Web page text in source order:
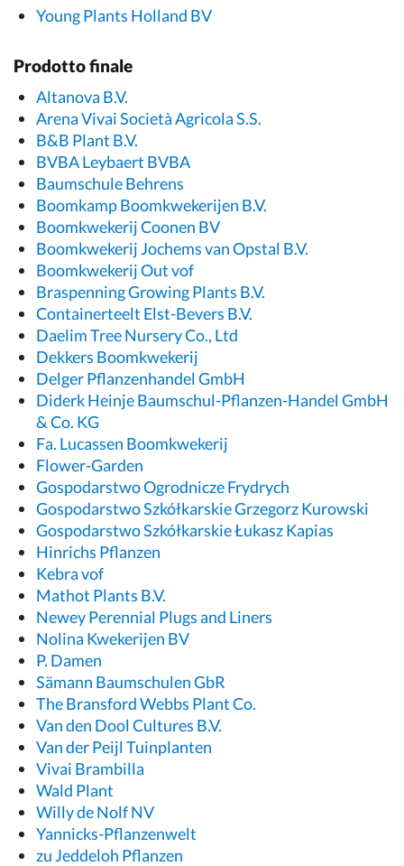
Young Plants Holland BV
Prodotto finale
Altanova B.V.
Arena Vivai Società Agricola S.S.
B&B Plant B.V.
BVBA Leybaert BVBA
Baumschule Behrens
Boomkamp Boomkwekerijen B.V.
Boomkwekerij Coonen BV
Boomkwekerij Jochems van Opstal B.V.
Boomkwekerij Out vof
Braspenning Growing Plants B.V.
Containerteelt Elst-Bevers B.V.
Daelim Tree Nursery Co., Ltd
Dekkers Boomkwekerij
Delger Pflanzenhandel GmbH
Diderk Heinje Baumschul-Pflanzen-Handel GmbH
& Co. KG
Fa. Lucassen Boomkwekerij
Flower-Garden
Gospodarstwo Ogrodnicze Frydrych
Gospodarstwo Szkółkarskie Grzegorz Kurowski
Gospodarstwo Szkółkarskie Łukasz Kapias
Hinrichs Pflanzen
Kebra vof
Mathot Plants B.V.
Newey Perennial Plugs and Liners
Nolina Kwekerijen BV
P. Damen
Sämann Baumschulen GbR
The Bransford Webbs Plant Co.
Van den Dool Cultures B.V.
Van der Peijl Tuinplanten
Vivai Brambilla
Wald Plant
Willy de Nolf NV
Yannicks-Pflanzenwelt
zu Jeddeloh Pflanzen